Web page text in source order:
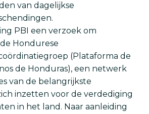
van dagelijkse
PBI een verzoek om
Hondurese
(Plataforma de
de Honduras), een netwerk
van de belangrijkste
inzetten voor de verdediging
in het land. Naar aanleiding